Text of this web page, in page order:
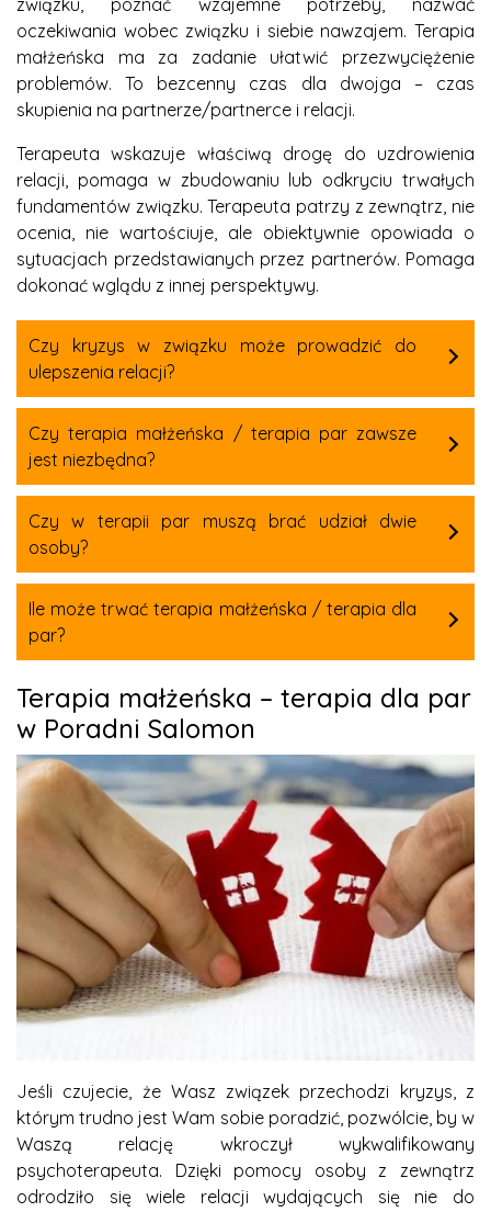
oczekiwania wobec związku i siebie nawzajem. Terapia
małżeńska ma za zadanie ułatwić przezwyciężenie
problemów. To bezcenny czas dla dwojga – czas
skupienia na partnerze/partnerce i relacji.
Terapeuta wskazuje właściwą drogę do uzdrowienia
relacji, pomaga w zbudowaniu lub odkryciu trwałych
fundamentów związku. Terapeuta patrzy z zewnątrz, nie
ocenia, nie wartościuje, ale obiektywnie opowiada o
sytuacjach przedstawianych przez partnerów. Pomaga
dokonać wglądu z innej perspektywy.
Czy kryzys w związku może prowadzić do
ulepszenia relacji?
Czy terapia małżeńska / terapia par zawsze
jest niezbędna?
Czy w terapii par muszą brać udział dwie
osoby?
Ile może trwać terapia małżeńska / terapia dla
par?
Terapia małżeńska – terapia dla par
w Poradni Salomon
Jeśli czujecie, że Wasz związek przechodzi kryzys, z
którym trudno jest Wam sobie poradzić, pozwólcie, by w
Waszą relację wkroczył wykwalifikowany
psychoterapeuta. Dzięki pomocy osoby z zewnątrz
odrodziło się wiele relacji wydających się nie do